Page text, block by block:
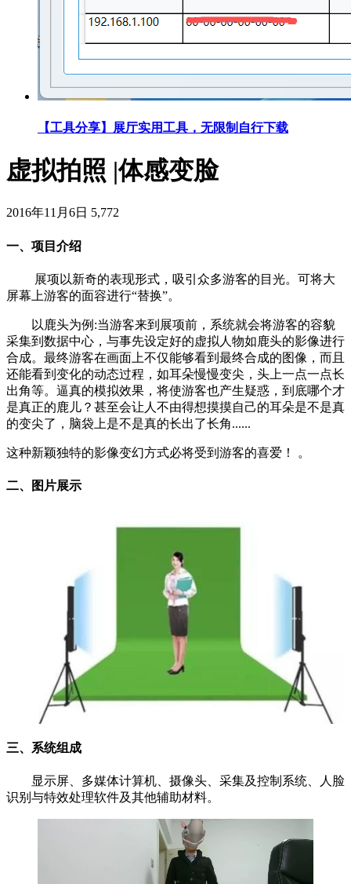
【工具分享】展厅实用工具，无限制自行下载
虚拟拍照 |体感变脸
2016年11月6日 5,772
一、项目介绍
展项以新奇的表现形式，吸引众多游客的目光。可将大
屏幕上游客的面容进行“替换”。
以鹿头为例:当游客来到展项前，系统就会将游客的容貌
采集到数据中心，与事先设定好的虚拟人物如鹿头的影像进行
合成。最终游客在画面上不仅能够看到最终合成的图像，而且
还能看到变化的动态过程，如耳朵慢慢变尖，头上一点一点长
出角等。逼真的模拟效果，将使游客也产生疑惑，到底哪个才
是真正的鹿儿？甚至会让人不由得想摸摸自己的耳朵是不是真
的变尖了，脑袋上是不是真的长出了长角......
这种新颖独特的影像变幻方式必将受到游客的喜爱！ 。
二、图片展示
三、 系统组成
显示屏、多媒体计算机、摄像头、采集及控制系统、人脸
识别与特效处理软件及其他辅助材料。